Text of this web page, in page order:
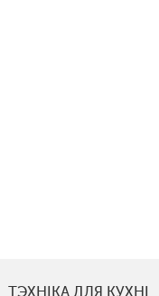
ТЭХНІКА ДЛЯ КУХНІ